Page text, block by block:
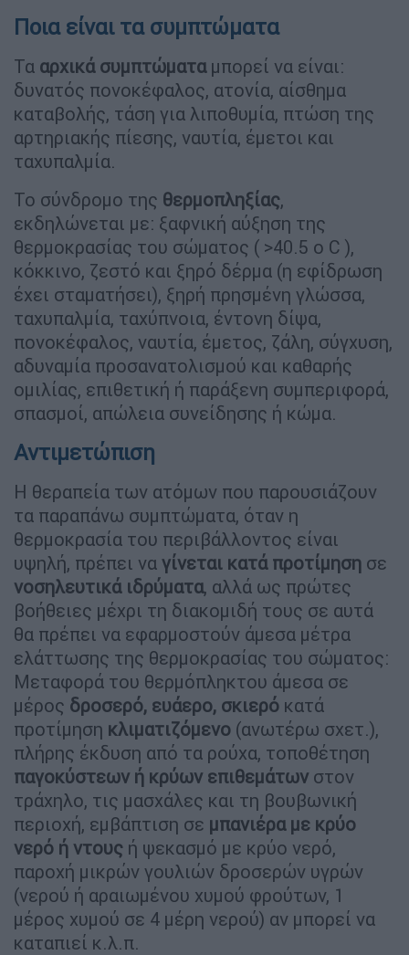
Ποια είναι τα συμπτώματα
Τα αρχικά συμπτώματαμπορεί να είναι:
δυνατός πονοκέφαλος, ατονία, αίσθημα
καταβολής, τάση για λιποθυμία, πτώση της
αρτηριακής πίεσης, ναυτία, έμετοι και
ταχυπαλμία.
Το σύνδρομο της θερμοπληξίας,
εκδηλώνεται με: ξαφνική αύξηση της
θερμοκρασίας του σώματος ( >40.5 ο C ),
κόκκινο, ζεστό και ξηρό δέρμα (η εφίδρωση
έχει σταματήσει), ξηρή πρησμένη γλώσσα,
ταχυπαλμία, ταχύπνοια, έντονη δίψα,
πονοκέφαλος, ναυτία, έμετος, ζάλη, σύγχυση,
αδυναμία προσανατολισμού και καθαρής
ομιλίας, επιθετική ή παράξενη συμπεριφορά,
σπασμοί, απώλεια συνείδησης ή κώμα.
Αντιμετώπιση
Η θεραπεία των ατόμων που παρουσιάζουν
τα παραπάνω συμπτώματα, όταν η
θερμοκρασία του περιβάλλοντος είναι
υψηλή, πρέπει να γίνεται κατά προτίμηση σε
νοσηλευτικά ιδρύματα, αλλά ως πρώτες
βοήθειες μέχρι τη διακομιδή τους σε αυτά
θα πρέπει να εφαρμοστούν άμεσα μέτρα
ελάττωσης της θερμοκρασίας του σώματος:
Μεταφορά του θερμόπληκτου άμεσα σε
μέρος δροσερό, ευάερο, σκιερό κατά
προτίμηση κλιματιζόμενο (ανωτέρω σχετ.),
πλήρης έκδυση από τα ρούχα, τοποθέτηση
παγοκύστεων ή κρύων επιθεμάτων στον
τράχηλο, τις μασχάλες και τη βουβωνική
περιοχή, εμβάπτιση σε μπανιέρα με κρύο
νερό ή ντους ή ψεκασμό με κρύο νερό,
παροχή μικρών γουλιών δροσερών υγρών
(νερού ή αραιωμένου χυμού φρούτων, 1
μέρος χυμού σε 4 μέρη νερού) αν μπορεί να
καταπιεί κ.λ.π.